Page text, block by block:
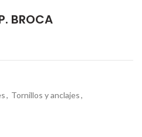
BROCA
, Tornillos y anclajes,